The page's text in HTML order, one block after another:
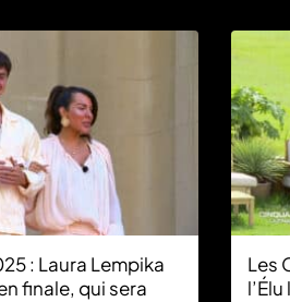
: Laura Lempika
finale, qui sera
Les